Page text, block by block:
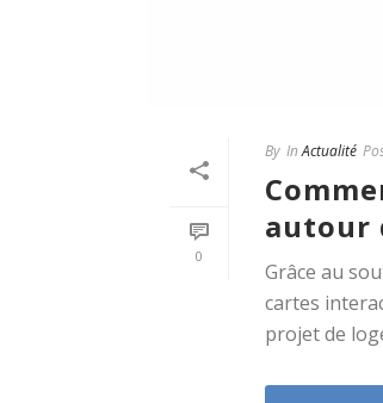
0
By In Actualité
autour
Grâce au
cartes
projet de